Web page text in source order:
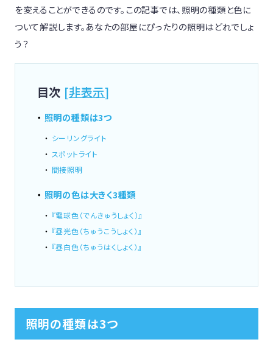
を変えることができるのです。この記事では、照明の種類と色に
ついて解説します。あなたの部屋にぴったりの照明はどれでしょ
う？
目次 [非表示]
照明の種類は3つ
シーリングライト
スポットライト
間接照明
照明の色は大きく3種類
『電球色（でんきゅうしょく）』
『昼光色（ちゅうこうしょく）』
『昼白色（ちゅうはくしょく）』
照明の種類は3つ